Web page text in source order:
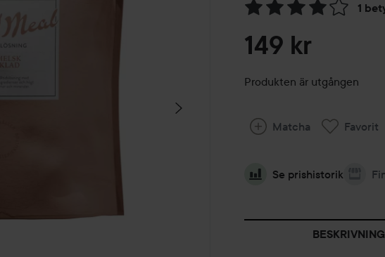
1
Hoppa till Betyg &
149 kr
Produkten är utgången
Matcha Favorit
Se prishistorik
BESKRIVNING